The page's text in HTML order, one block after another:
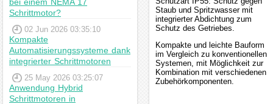
Schrittmotor?
02 Jun 2026 03:35:10
Kompakte
Automatisierungssysteme dank
integrierter Schrittmotoren
25 May 2026 03:25:07
Anwendung Hybrid
Schrittmotoren in
Staub und Spritzwasser mit
integrierter Abdichtung zum
Schutz des Getriebes.
Kompakte und leichte Bauform
im Vergleich zu konventionellen
Systemen, mit Möglichkeit zur
Kombination mit verschiedenen
Zubehörkomponenten.